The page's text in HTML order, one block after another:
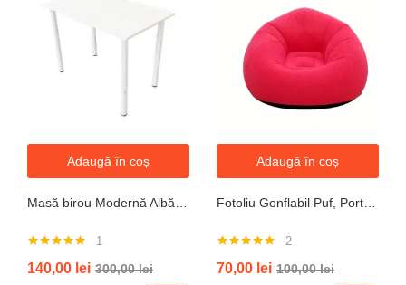
Adaugă în coș
5.00din 5
1
140,00 lei 300,00lei
Adaugă în coș
5.00din 5
2
70,00 lei 100,00lei